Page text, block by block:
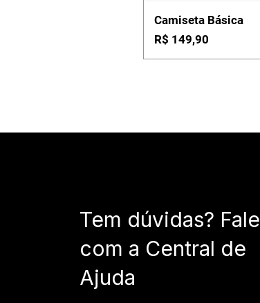
Camiseta Básica
Preço
R$ 149,90
Tem dúvidas? Fale
com a Central de
Ajuda